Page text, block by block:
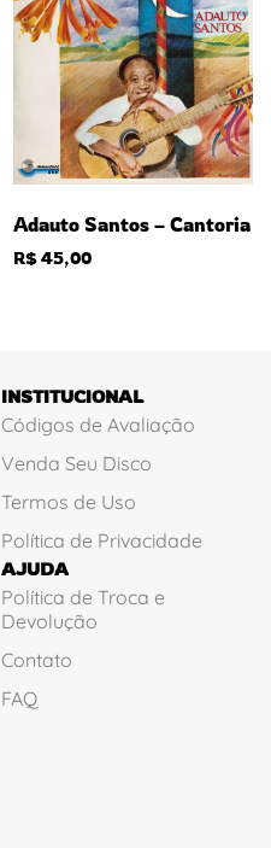
Adauto Santos – Cantoria
R$45,00
INSTITUCIONAL
Códigos de Avaliação
Venda Seu Disco
Termos de Uso
Política de Privacidade
AJUDA
Política de Troca e
Devolução
Contato
FAQ